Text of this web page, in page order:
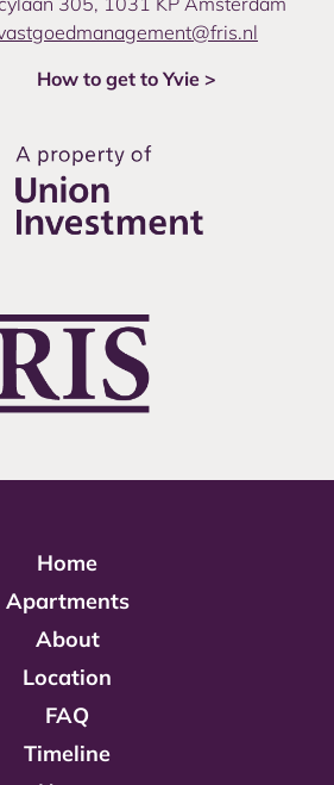
How to get to Yvie >
Home
Apartments
About
Location
FAQ
Timeline